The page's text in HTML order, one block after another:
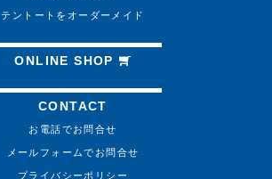
テントートをオーダーメイド
ONLINE SHOP
CONTACT
お電話でお問合せ
メールフォームでお問合せ
プライバシーポリシー